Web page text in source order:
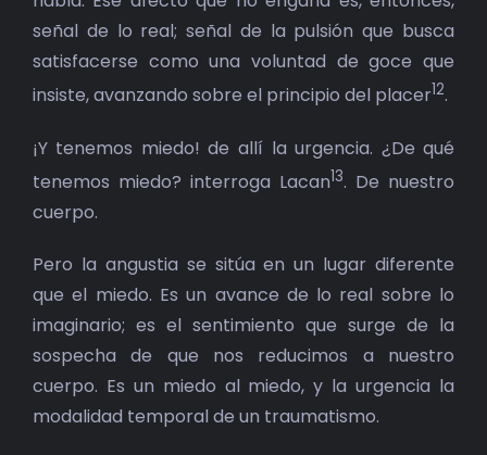
señal de lo real; señal de la pulsión que busca
satisfacerse como una voluntad de goce que
insiste, avanzando sobre el principio del placer12.
¡Y tenemos miedo! de allí la urgencia. ¿De qué
tenemos miedo? interroga Lacan13. De nuestro
cuerpo.
Pero la angustia se sitúa en un lugar diferente
que el miedo. Es un avance de lo real sobre lo
imaginario; es el sentimiento que surge de la
sospecha de que nos reducimos a nuestro
cuerpo. Es un miedo al miedo, y la urgencia la
modalidad temporal de un traumatismo.